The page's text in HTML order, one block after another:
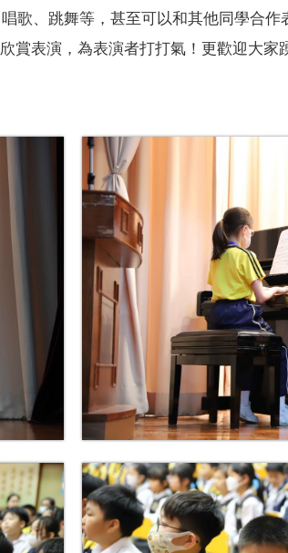
歌、跳舞等，甚至可以和其他同學合作
賞表演，為表演者打打氣！更歡迎大家